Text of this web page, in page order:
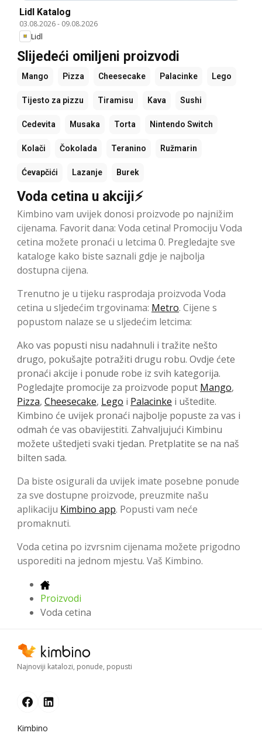
Lidl Katalog
03.08.2026- 09.08.2026
Lidl
Slijedeći omiljeni proizvodi
Mango Pizza Cheesecake Palacinke Lego
Tijesto za pizzu Tiramisu Kava Sushi
Cedevita Musaka Torta Nintendo Switch
Kolači Čokolada Teranino Ružmarin
Ćevapčići Lazanje Burek
Voda cetina u akciji⚡
Kimbino vam uvijek donosi proizvode po najnižim
cijenama. Favorit dana: Voda cetina! Promociju Voda
cetina možete pronaći u letcima 0. Pregledajte sve
kataloge kako biste saznali gdje je najbolja
dostupna cijena.
Trenutno je u tijeku rasprodaja proizvoda Voda
cetina u sljedećim trgovinama: Metro. Cijene s
popustom nalaze se u sljedećim letcima:
Ako vas popusti nisu nadahnuli i tražite nešto
drugo, pokušajte potražiti drugu robu. Ovdje ćete
pronaći akcije i ponude robe iz svih kategorija.
Pogledajte promocije za proizvode poput Mango,
Pizza, Cheesecake, Lego i Palacinke i uštedite.
Kimbino će uvijek pronaći najbolje popuste za vas i
odmah će vas obavijestiti. Zahvaljujući Kimbinu
možete uštedjeti svaki tjedan. Pretplatite se na naš
bilten sada.
Da biste osigurali da uvijek imate posebne ponude
za sve dostupne proizvode, preuzmite našu
aplikaciju Kimbino app. Popusti vam neće
promaknuti.
Voda cetina po izvrsnim cijenama možete prigodno
usporediti na jednom mjestu. Vaš Kimbino.
Proizvodi
Voda cetina
Najnoviji katalozi, ponude, popusti
Kimbino